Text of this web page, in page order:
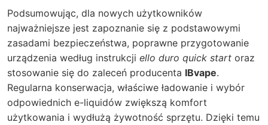
Podsumowując, dla nowych użytkowników
najważniejsze jest zapoznanie się z podstawowymi
zasadami bezpieczeństwa, poprawne przygotowanie
urządzenia według instrukcji ello duro quick start oraz
stosowanie się do zaleceń producenta IBvape.
Regularna konserwacja, właściwe ładowanie i wybór
odpowiednich e-liquidów zwiększą komfort
użytkowania i wydłużą żywotność sprzętu. Dzięki temu